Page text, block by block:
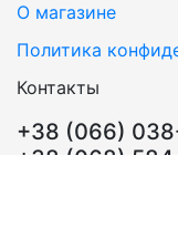
О магазине
Политика
Контакты
+38 (066)
+38 (068)